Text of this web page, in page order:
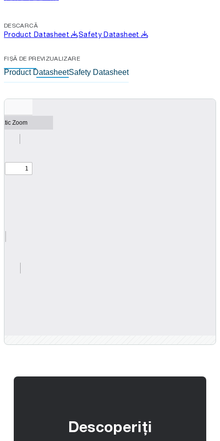
DESCARCĂ
Product Datasheet Safety Datasheet
FIȘĂ DE PREVIZUALIZARE
Product DatasheetSafety Datasheet
Descoperiți